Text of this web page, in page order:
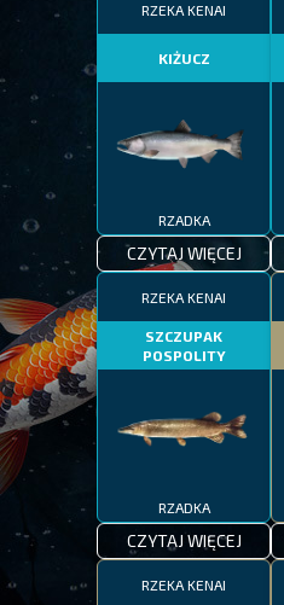
RZEKA KENAI
KIŻUCZ
RZADKA
CZYTAJ WIĘCEJ
RZEKA KENAI
SZCZUPAK
POSPOLITY
RZADKA
CZYTAJ WIĘCEJ
RZEKA KENAI